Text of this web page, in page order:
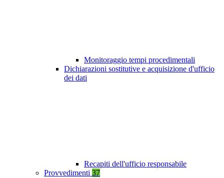
Monitoraggio tempi procedimentali
Dichiarazioni sostitutive e acquisizione d'ufficio
dei dati
Recapiti dell'ufficio responsabile
Provvedimenti 37